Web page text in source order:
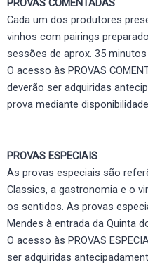
Cada um dos produtores
vinhos com pairings
sessões de aprox. 35
O acesso às PROVAS
deverão ser adquiridas
prova mediante
PROVAS ESPECIAIS
As provas especiais são
Classics, a gastronomia e o
os sentidos. As provas
Mendes à entrada da Quinta
O acesso às PROVAS
ser adquiridas